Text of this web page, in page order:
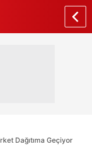
Dağıtıma Geçiyor